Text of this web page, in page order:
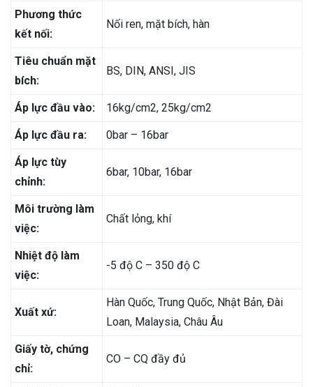
Phương thức
kết nối:
Nối ren, mặt bích, hàn
Tiêu chuẩn mặt
bích:
BS, DIN, ANSI, JIS
Áp lực đầu vào: 16kg/cm2, 25kg/cm2
Áp lực đầu ra: 0bar – 16bar
Áp lực tùy
chỉnh:
6bar, 10bar, 16bar
Môi trường làm
việc:
Chất lỏng, khí
Nhiệt độ làm
việc:
-5 độ C – 350 độ C
Xuất xứ:
Hàn Quốc, Trung Quốc, Nhật Bản, Đài
Loan, Malaysia, Châu Âu
Giấy tờ, chứng
chỉ:
CO – CQ đầy đủ